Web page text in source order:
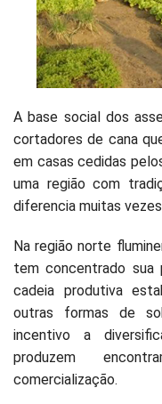
A base social dos
cortadores de cana
em casas cedidas
uma região com
diferencia muitas
Na região norte
tem concentrado sua
cadeia produtiva
outras formas de
incentivo a
produzem
comercialização.